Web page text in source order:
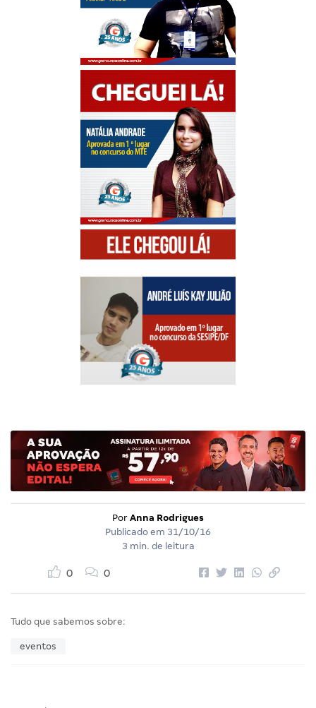
Por Anna Rodrigues
Publicado em 31/10/16
3 min. de leitura
0 0
Tudo que sabemos sobre:
eventos